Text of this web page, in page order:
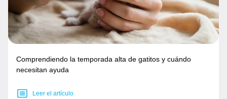
Comprendiendo la temporada alta de gatitos y cuándo
necesitan ayuda
Leer el artículo